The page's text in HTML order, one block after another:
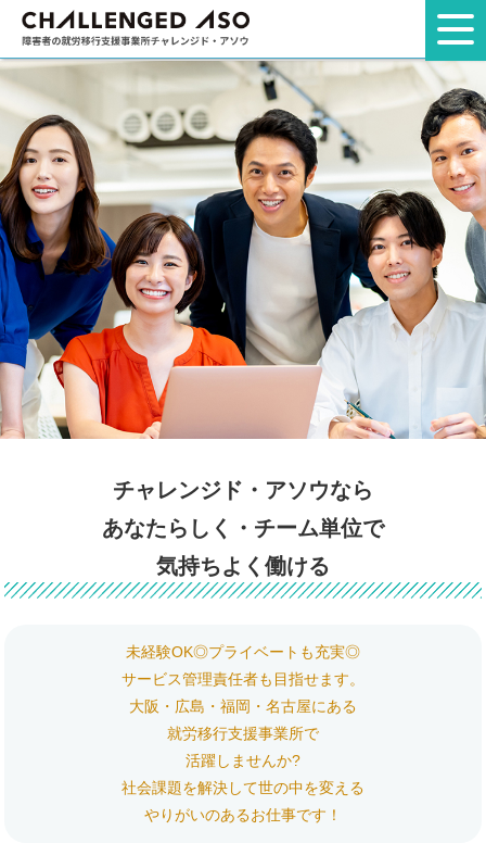
チャレンジド・アソウなら
あなたらしく・チーム単位で
気持ちよく働ける
未経験OK◎プライベートも充実◎
サービス管理責任者も目指せます。
大阪・広島・福岡・名古屋にある
就労移行支援事業所で
活躍しませんか?
社会課題を解決して世の中を変える
やりがいのあるお仕事です！